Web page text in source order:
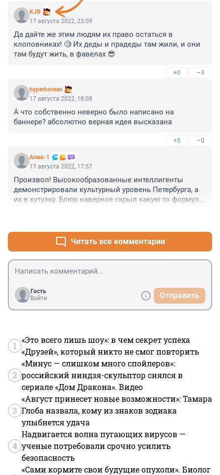
KJB
17 августа 2022, 23:09
Да дайте же этим людям их право остаться в
клоповниках! 🧐 Их деды и прадеды там жили, и они
там будут жить, в фавелах 😎
+0 –3
hyperborean
17 августа 2022, 18:08
А что собственно неверно было написано на
баннере? абсолютно верная идея высказана
+5 –0
Алик-1
17 августа 2022, 17:57
Произвол! Высокообразованные интеллигенты
демонстрировали культурный уровень Петербурга, а
их в кутузку. Блюр наверное скрыл какую то формулу,
Читать все комментарии
Гость
Войти
Отправить
1
«Это всего лишь шоу»: в чем секрет успеха
«Друзей», который никто не смог повторить
2
«Минус — слишком много спойлеров»:
российский ниндзя-скульптор снялся в
сериале «Дом Дракона». Видео
3
«Август принесет новые возможности»: Тамара
Глоба назвала, кому из знаков зодиака
улыбнется удача
4
Надвигается волна пугающих вирусов —
ученые потребовали срочно усилить
безопасность
«Сами кормите свои будущие опухоли». Биолог